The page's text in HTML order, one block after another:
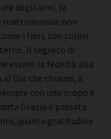
degli anni, la
matrimoniale non
i fiori, con colori
Il segreto di
essere la fedeltà alla
Dio che chiama, a
con uno scopo e
Grazia è passata
quanta gratitudine